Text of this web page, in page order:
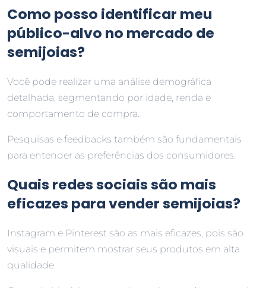
Como posso identificar meu
público-alvo no mercado de
semijoias?
Você pode realizar uma análise demográfica
detalhada, segmentando por idade, renda e
comportamento de compra.
Pesquisas e feedbacks também são fundamentais
para entender as preferências dos consumidores.
Quais redes sociais são mais
eficazes para vender semijoias?
Instagram e Pinterest são as mais eficazes, pois são
visuais e permitem mostrar seus produtos em alta
qualidade.